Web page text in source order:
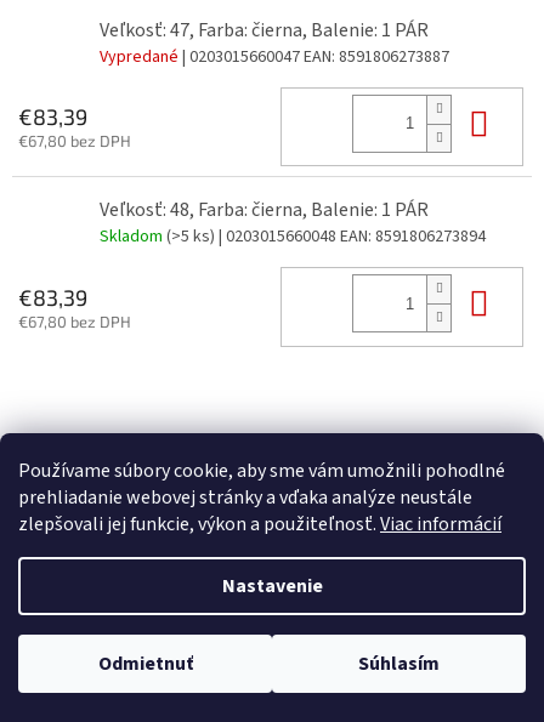
Používame súbory cookie, aby sme vám umožnili pohodlné
prehliadanie webovej stránky a vďaka analýze neustále
zlepšovali jej funkcie, výkon a použiteľnosť.Viac informácií
Nastavenie
Odmietnuť Súhlasím
Veľkosť: 47, Farba: čierna, Balenie: 1 PÁR
Vypredané | 0203015660047EAN: 8591806273887
€83,39
€67,80 bez DPH
Veľkosť: 48, Farba: čierna, Balenie: 1 PÁR
Skladom (>5 ks) | 0203015660048 EAN: 8591806273894
€83,39
€67,80 bez DPH
á
Copyright 2026FORTE spol. s r.o.. Všetky práva vyhradené.Upraviť